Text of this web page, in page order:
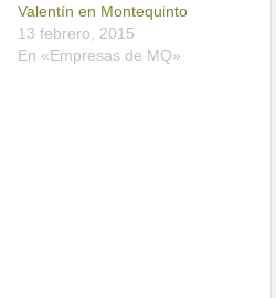
Valentín en Montequinto
13 febrero, 2015
En «Empresas de MQ»